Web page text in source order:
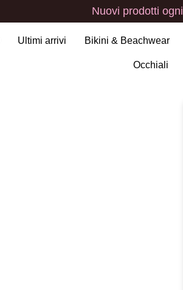
Nuovi prodotti ogni
Ultimi arrivi Bikini & Beachwear
Occhiali